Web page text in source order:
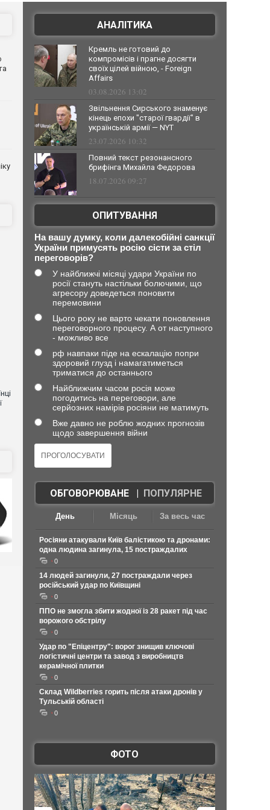
АНАЛІТИКА
Кремль не готовий до
компромісів і прагне досягти
своїх цілей війною, - Foreign
Affairs
03.08.2026 13:02
Звільнення Сирського знаменує
кінець епохи "старої гвардії" в
українській армії — NYT
23.07.2026 10:32
Повний текст резонансного
брифінга Михайла Федорова
18.07.2026 09:27
ОПИТУВАННЯ
На вашу думку, коли далекобійні санкції
України примусять росію сісти за стіл
переговорів?
У найближчі місяці удари України по
росії стануть настільки болючими, що
агресору доведеться поновити
перемовини
Цього року не варто чекати поновлення
переговорного процесу. А от наступного
- можливо все
рф навпаки піде на ескалацію попри
здоровий глузд і намагатиметься
триматися до останнього
Найближчим часом росія може
погодитись на переговори, але
серйозних намірів росіяни не матимуть
Вже давно не роблю жодних прогнозів
щодо завершення війни
ОБГОВОРЮВАНЕ| ПОПУЛЯРНЕ
День Місяць За весь час
Росіяни атакували Київ балістикою та дронами:
одна людина загинула, 15 постраждалих
0
14 людей загинули, 27 постраждали через
російський удар по Київщині
0
ППО не змогла збити жодної із 28 ракет під час
ворожого обстрілу
0
Удар по "Епіцентру": ворог знищив ключові
логістичні центри та завод з виробництв
керамічної плитки
0
Склад Wildberries горить після атаки дронів у
Тульській області
0
ФОТО